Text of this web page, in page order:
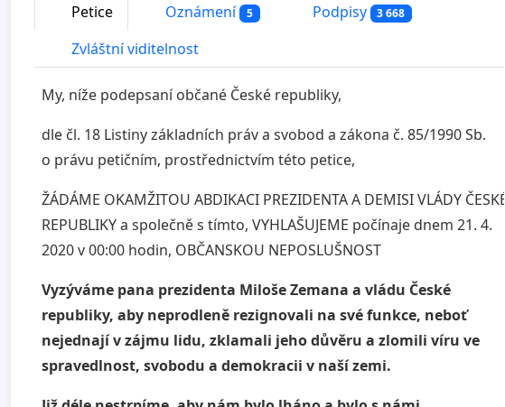
Petice Oznámení 5 Podpisy 3 668
Zvláštní viditelnost
My, níže podepsaní občané České republiky,
dle čl. 18 Listiny základních práv a svobod a zákona č. 85/1990 Sb.
o právu petičním, prostřednictvím této petice,
ŽÁDÁME OKAMŽITOU ABDIKACI PREZIDENTAA DEMISIVLÁDY ČESKÉ
REPUBLIKY a společně s tímto, VYHLAŠUJEME počínaje dnem 21. 4.
2020 v 00:00 hodin, OBČANSKOU NEPOSLUŠNOST
Vyzýváme pana prezidenta Miloše Zemana a vládu České
republiky, aby neprodleně rezignovali na své funkce, neboť
nejednají v zájmu lidu, zklamali jeho důvěru a zlomili víru ve
spravedlnost, svobodu a demokracii v naší zemi.